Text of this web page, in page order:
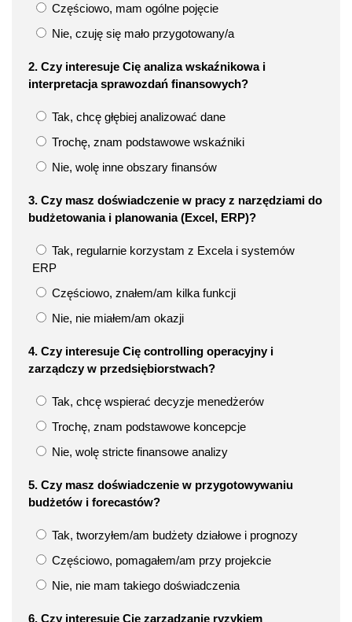
Częściowo, mam ogólne pojęcie
Nie, czuję się mało przygotowany/a
2. Czy interesuje Cię analiza wskaźnikowa i
interpretacja sprawozdań finansowych?
Tak, chcę głębiej analizować dane
Trochę, znam podstawowe wskaźniki
Nie, wolę inne obszary finansów
3. Czy masz doświadczenie w pracy z narzędziami do
budżetowania i planowania (Excel, ERP)?
Tak, regularnie korzystam z Excela i systemów
ERP
Częściowo, znałem/am kilka funkcji
Nie, nie miałem/am okazji
4. Czy interesuje Cię controlling operacyjny i
zarządczy w przedsiębiorstwach?
Tak, chcę wspierać decyzje menedżerów
Trochę, znam podstawowe koncepcje
Nie, wolę stricte finansowe analizy
5. Czy masz doświadczenie w przygotowywaniu
budżetów i forecastów?
Tak, tworzyłem/am budżety działowe i prognozy
Częściowo, pomagałem/am przy projekcie
Nie, nie mam takiego doświadczenia
6. Czy interesuje Cię zarządzanie ryzykiem